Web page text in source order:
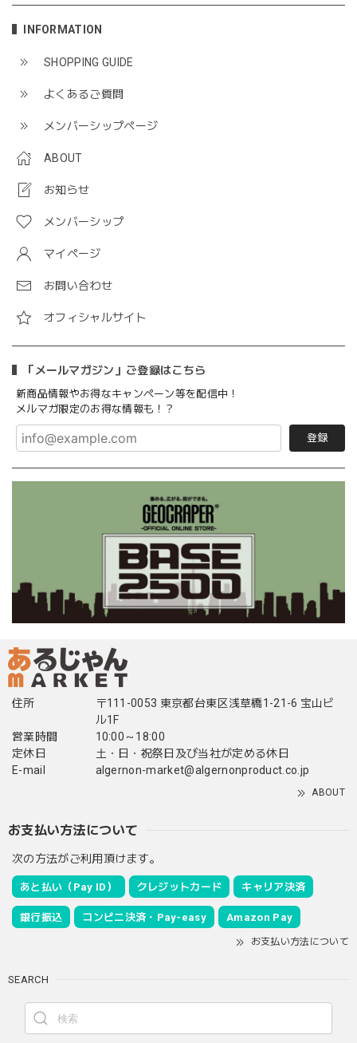
INFORMATION
SHOPPING GUIDE
よくあるご質問
メンバーシップページ
ABOUT
お知らせ
メンバーシップ
マイページ
お問い合わせ
オフィシャルサイト
「メールマガジン」ご登録はこちら
新商品情報やお得なキャンペーン等を配信中！
メルマガ限定のお得な情報も！？
登録
住所
〒111-0053 東京都台東区浅草橋1-21-6 宝山ビ
ル1F
営業時間
10:00～18:00
定休日
土・日・祝祭日及び当社が定める休日
E-mail
algernon-market@algernonproduct.co.jp
ABOUT
お支払い方法について
次の方法がご利用頂けます。
あと払い（Pay ID） クレジットカード キャリア決済
銀行振込 コンビニ決済・Pay-easy Amazon Pay
お支払い方法について
SEARCH